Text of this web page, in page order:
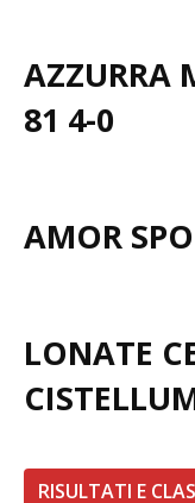
AZZURRA
81 4-0
AMOR
LONATE
RISULTATI E